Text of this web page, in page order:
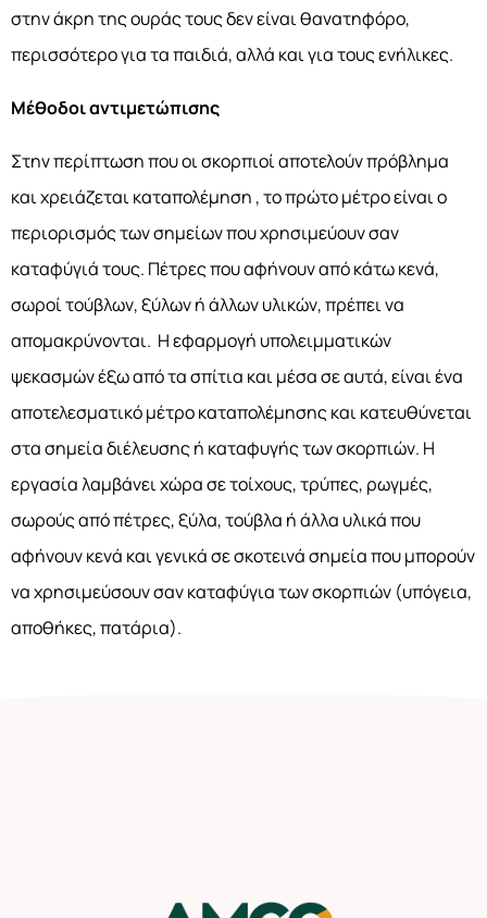
στην άκρη της ουράς τους δεν είναι θανατηφόρο,
περισσότερο για τα παιδιά, αλλά και για τους ενήλικες.
Μέθοδοι αντιμετώπισης
Στην περίπτωση που οι σκορπιοί αποτελούν πρόβλημα
και χρειάζεται καταπολέμηση , το πρώτο μέτρο είναι ο
περιορισμός των σημείων που χρησιμεύουν σαν
καταφύγιά τους. Πέτρες που αφήνουν από κάτω κενά,
σωροί τούβλων, ξύλων ή άλλων υλικών, πρέπει να
απομακρύνονται. Η εφαρμογή υπολειμματικών
ψεκασμών έξω από τα σπίτια και μέσα σε αυτά, είναι ένα
αποτελεσματικό μέτρο καταπολέμησης και κατευθύνεται
στα σημεία διέλευσης ή καταφυγής των σκορπιών. Η
εργασία λαμβάνει χώρα σε τοίχους, τρύπες, ρωγμές,
σωρούς από πέτρες, ξύλα, τούβλα ή άλλα υλικά που
αφήνουν κενά και γενικά σε σκοτεινά σημεία που μπορούν
να χρησιμεύσουν σαν καταφύγια των σκορπιών (υπόγεια,
αποθήκες, πατάρια).